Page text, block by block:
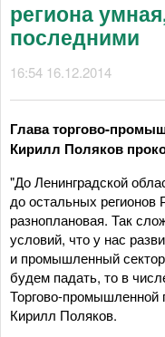
региона
последними
16:54 16.12.2014
Глава торгово-
Кирилл Поляков
"До Ленинградской
до остальных регионов
разноплановая. Так
условий, что у нас
и промышленный
будем падать, то в
Торгово-промышленной
Кирилл Поляков.